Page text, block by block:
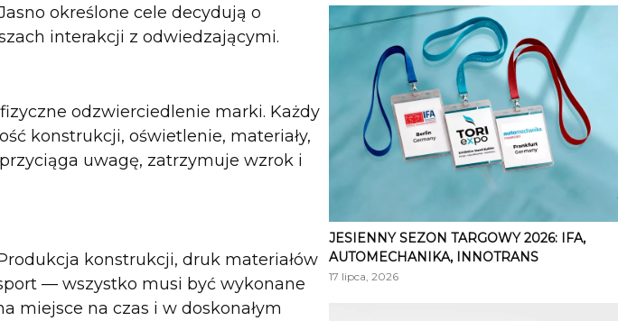
określone cele decydują o
interakcji z odwiedzającymi.
odzwierciedlenie marki. Każdy
konstrukcji, oświetlenie, materiały,
uwagę, zatrzymuje wzrok i
konstrukcji, druk materiałów
— wszystko musi być wykonane
miejsce na czas i w doskonałym
JESIENNY SEZON TARGOWY 2026: IFA,
AUTOMECHANIKA, INNOTRANS
17 lipca, 2026